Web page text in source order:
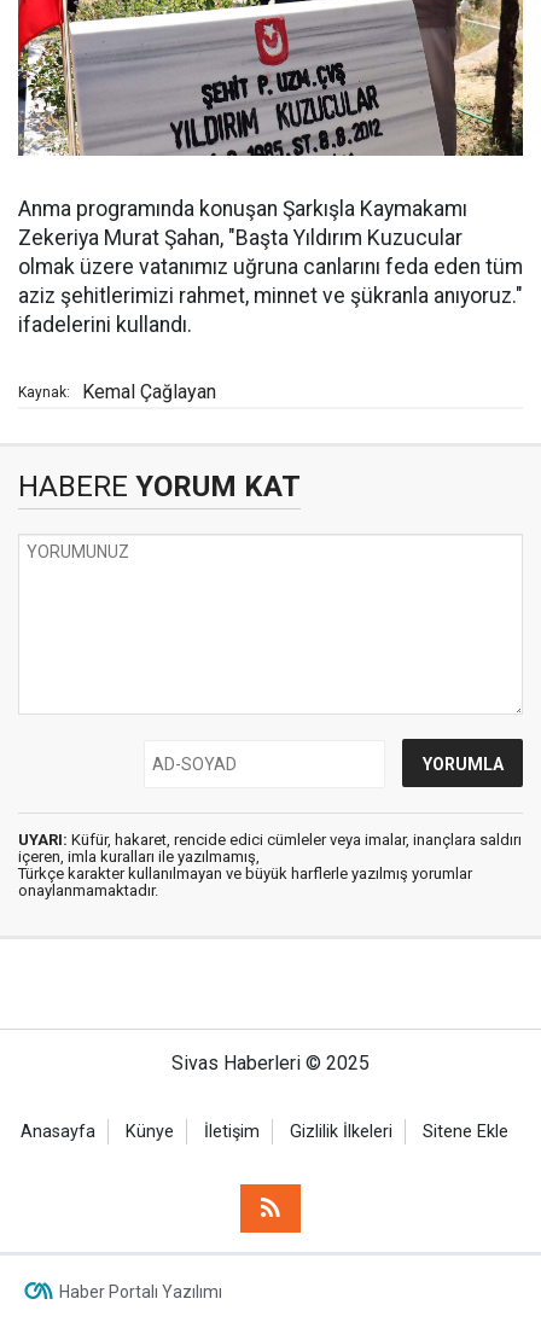
Anma programında konuşan Şarkışla Kaymakamı
Zekeriya Murat Şahan, "Başta Yıldırım Kuzucular
olmak üzere vatanımız uğruna canlarını feda eden tüm
aziz şehitlerimizi rahmet, minnet ve şükranla anıyoruz."
ifadelerini kullandı.
Kaynak: Kemal Çağlayan
HABERE YORUM KAT
UYARI: Küfür, hakaret, rencide edici cümleler veya imalar, inançlara saldırı
içeren, imla kuralları ile yazılmamış,
Türkçe karakter kullanılmayan ve büyük harflerle yazılmış yorumlar
onaylanmamaktadır.
Sivas Haberleri © 2025
Anasayfa Künye İletişim Gizlilik İlkeleri Sitene Ekle
Haber Portalı Yazılımı